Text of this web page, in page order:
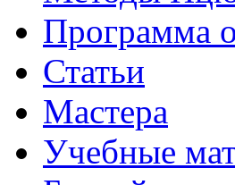
Программа
Статьи
Мастера
Учебные